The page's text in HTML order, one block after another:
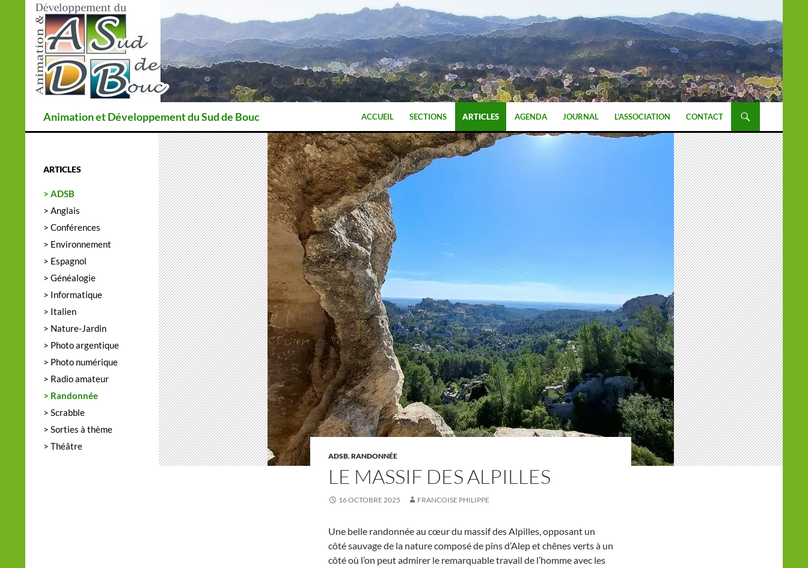
Animation et Développement du Sud de Bouc
ACCUEIL
SECTIONS ARTICLES AGENDA JOURNAL L’ASSOCIATION CONTACT
ADSB,RANDONNÉE
LE MASSIF DES ALPILLES
16 OCTOBRE 2025 FRANCOISE PHILIPPE
Une belle randonnée au cœur du massif des Alpilles, opposant un
côté sauvage de la nature composé de pins d’Alep et chênes verts à un
côté où l’on peut admirer le remarquable travail de l’homme avec les
ARTICLES
> ADSB
> Anglais
> Conférences
> Environnement
> Espagnol
> Généalogie
> Informatique
> Italien
> Nature-Jardin
> Photo argentique
> Photo numérique
> Radio amateur
> Randonnée
> Scrabble
> Sorties à thème
> Théâtre